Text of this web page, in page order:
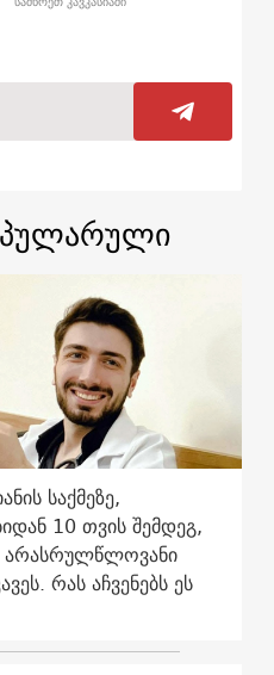
საქმეზე,
10 თვის შემდეგ,
რას აჩვენებს ეს